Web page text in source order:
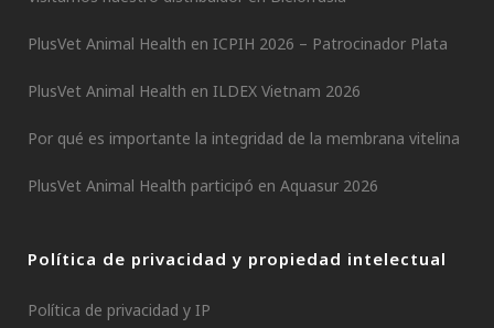
PlusVet Animal Health en ICPIH 2026 – Patrocinador Plata
PlusVet Animal Health en ILDEX Vietnam 2026
Por qué es importante la integridad de la membrana vitelina
PlusVet Animal Health participó en Aquasur 2026
Política de privacidad y propiedad intelectual
Política de privacidad y IP